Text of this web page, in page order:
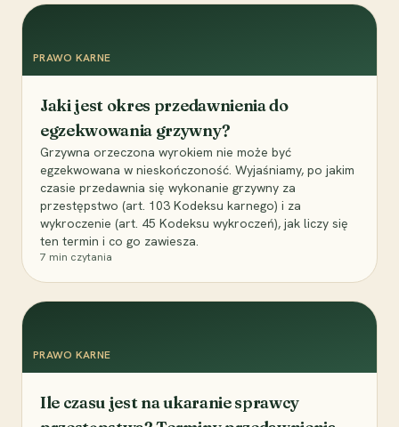
PRAWO KARNE
Jaki jest okres przedawnienia do
egzekwowania grzywny?
Grzywna orzeczona wyrokiem nie może być
egzekwowana w nieskończoność. Wyjaśniamy, po jakim
czasie przedawnia się wykonanie grzywny za
przestępstwo (art. 103 Kodeksu karnego) i za
wykroczenie (art. 45 Kodeksu wykroczeń), jak liczy się
ten termin i co go zawiesza.
7 min czytania
PRAWO KARNE
Ile czasu jest na ukaranie sprawcy